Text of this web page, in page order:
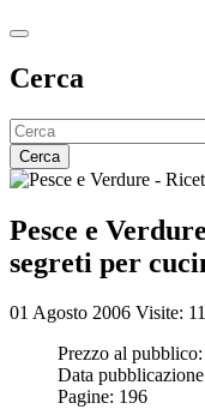
Cerca
Cerca
Pesce e
segreti per
01 Agosto 2006 Visite:
Prezzo al pubblico:
Data
Pagine: 196